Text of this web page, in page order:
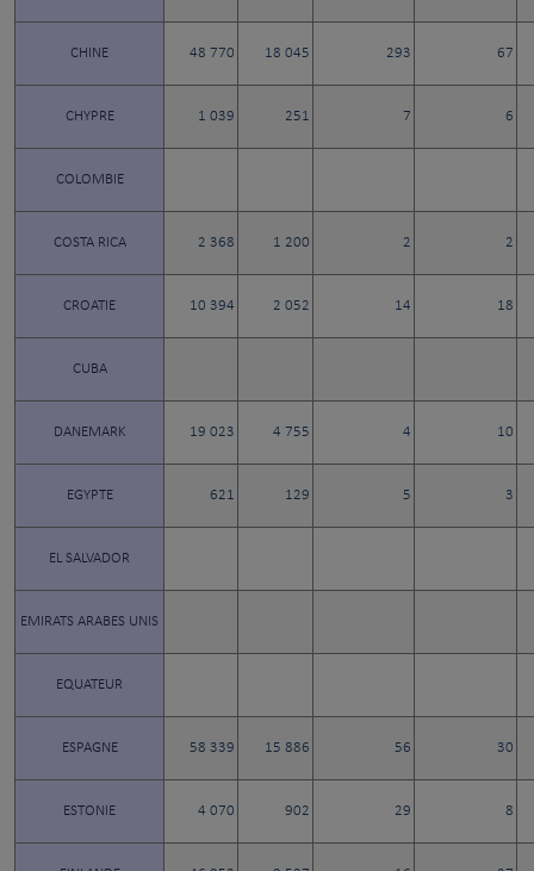
CHINE 48 770 18 045 293 67
CHYPRE 1 039 251 7 6
COLOMBIE
COSTA RICA 2 368 1 200 2 2
CROATIE 10 394 2 052 14 18
CUBA
DANEMARK 19 023 4 755 4 10
EGYPTE 621 129 5 3
EL SALVADOR
EMIRATS ARABES UNIS
EQUATEUR
ESPAGNE 58 339 15 886 56 30
ESTONIE 4 070 902 29 8